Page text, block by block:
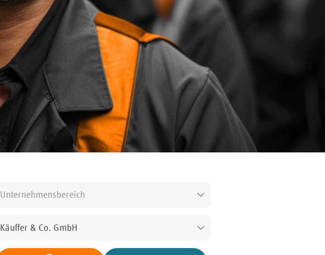
Unternehmensbereich
Käuffer & Co. GmbH